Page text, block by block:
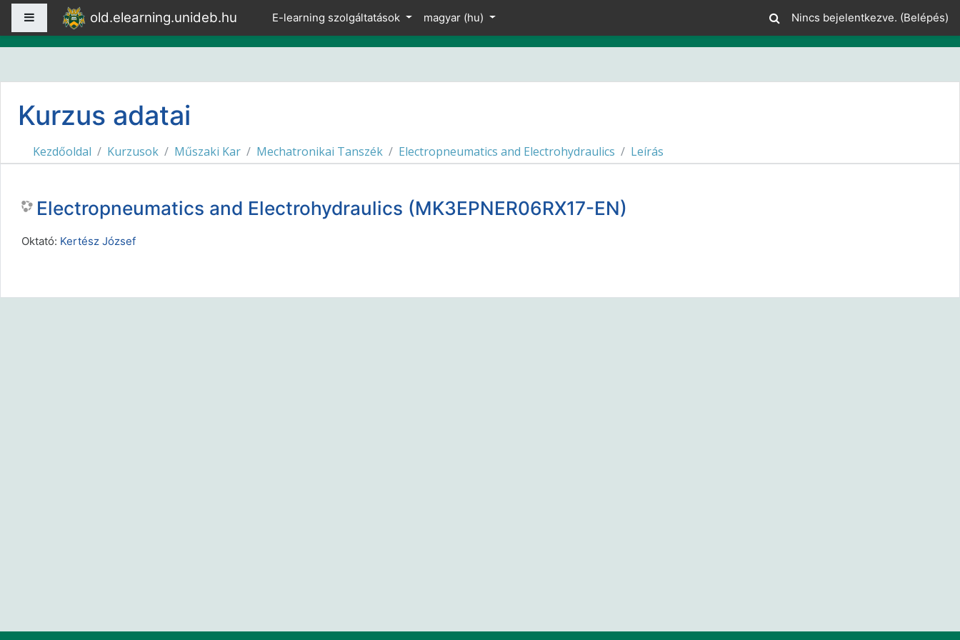
Tovább a fő tartalomhoz
Oldalpanel old.elearning.unideb.hu E-learning szolgáltatások magyar ‎(hu)‎ Nincs bejelentkezve. (Belépés)
Kurzus adatai
Kezdőoldal Kurzusok Műszaki Kar Mechatronikai Tanszék Electropneumatics and Electrohydraulics Leírás
Electropneumatics and Electrohydraulics (MK3EPNER06RX17-EN)
Oktató: Kertész József